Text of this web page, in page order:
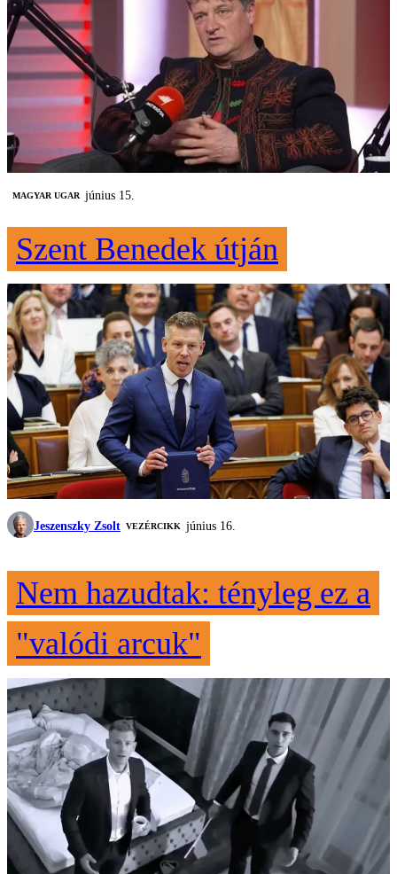
MAGYAR UGAR június 15.
Szent Benedek útján
Jeszenszky Zsolt VEZÉRCIKK június 16.
Nem hazudtak: tényleg ez a
"valódi arcuk"